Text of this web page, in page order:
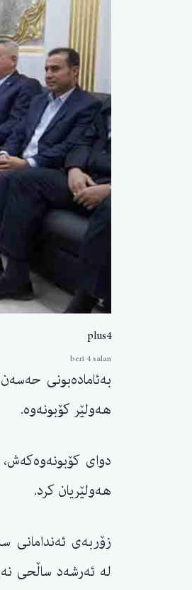
plus4
berî 4 salan
بەئامادەبونی
هەولێر كۆبونەوە.
دوای
هەولێریان كرد.
زۆربه‌ی ئه‌ندامانی
له‌ ئەرشەد ساڵحی